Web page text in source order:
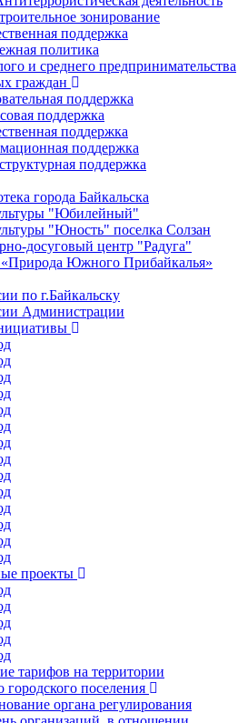
зонирование
поддержка
политика
и среднего предпринимательства
граждан
поддержка
поддержка
поддержка
поддержка
поддержка
города Байкальска
"Юбилейный"
"Юность" поселка Солзан
досуговый центр "Радуга"
Южного Прибайкалья»
по г.Байкальску
Администрации
проекты
тарифов на территории
городского поселения
органа регулирования